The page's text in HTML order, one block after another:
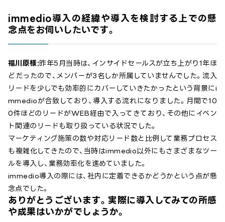
immedio導入の経緯や導入を検討する上での懸
念点をお伺いしたいです。
福川原様:昨年5月当時は、インサイドセールスが立ち上がり1年ほ
どだったので、メンバーが3名しか所属していませんでした。流入
リードを少しでも効率的にカバーしていきたかったという背景にi
mmedioが合致しており、導入する流れになりました。月間で10
0件ほどのリードがWEB経由で入ってきており、その他にイベン
ト関連のリードも取り扱っている状況でした。
マーケティング施策の数や対応リード数と比例して業務プロセス
も複雑化してきたので、当時はimmedio以外にもさまざまなツー
ルを導入し、業務効率化を進めていました。
immedio導入の際には、社内に定着できるかどうかという点が懸
念点でした。
ありがとうございます。実際に導入してみての所感
や成果はいかがでしょうか。